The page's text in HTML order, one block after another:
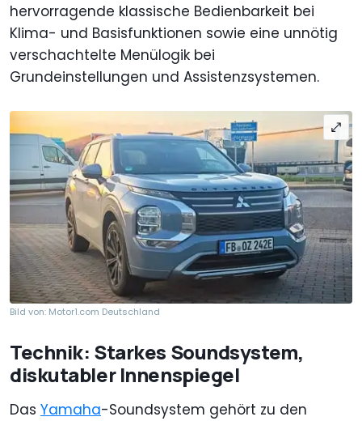
hervorragende klassische Bedienbarkeit bei
Klima- und Basisfunktionen sowie eine unnötig
verschachtelte Menülogik bei
Grundeinstellungen und Assistenzsystemen.
Bild von: Motor1.com Deutschland
Technik: Starkes Soundsystem,
diskutabler Innenspiegel
Das Yamaha-Soundsystem gehört zu den